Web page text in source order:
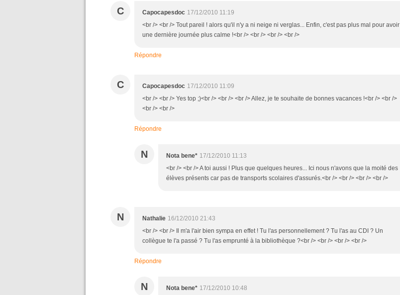
C Capocapesdoc 17/12/2010 11:19
<br /> <br /> Tout pareil ! alors qu'il n'y a ni neige ni verglas... Enfin, c'est pas plus mal pour avoir
une dernière journée plus calme !<br /> <br /> <br /> <br />
Répondre
C Capocapesdoc 17/12/2010 11:09
<br /> <br /> Yes top ;)<br /> <br /> <br /> Allez, je te souhaite de bonnes vacances !<br /> <br />
<br /> <br />
Répondre
N Nota bene* 17/12/2010 11:13
<br /> <br /> A toi aussi ! Plus que quelques heures... Ici nous n'avons que la moité des
élèves présents car pas de transports scolaires d'assurés.<br /> <br /> <br /> <br />
N Nathalie 16/12/2010 21:43
<br /> <br /> Il m'a l'air bien sympa en effet ! Tu l'as personnellement ? Tu l'as au CDI ? Un
collègue te l'a passé ? Tu l'as emprunté à la bibliothèque ?<br /> <br /> <br /> <br />
Répondre
N Nota bene* 17/12/2010 10:48